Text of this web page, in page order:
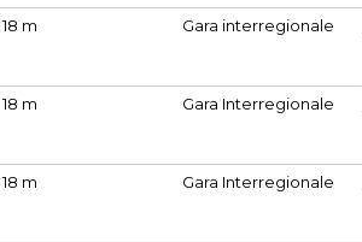
18 m Gara interregionale
18 m Gara Interregionale
18 m Gara Interregionale